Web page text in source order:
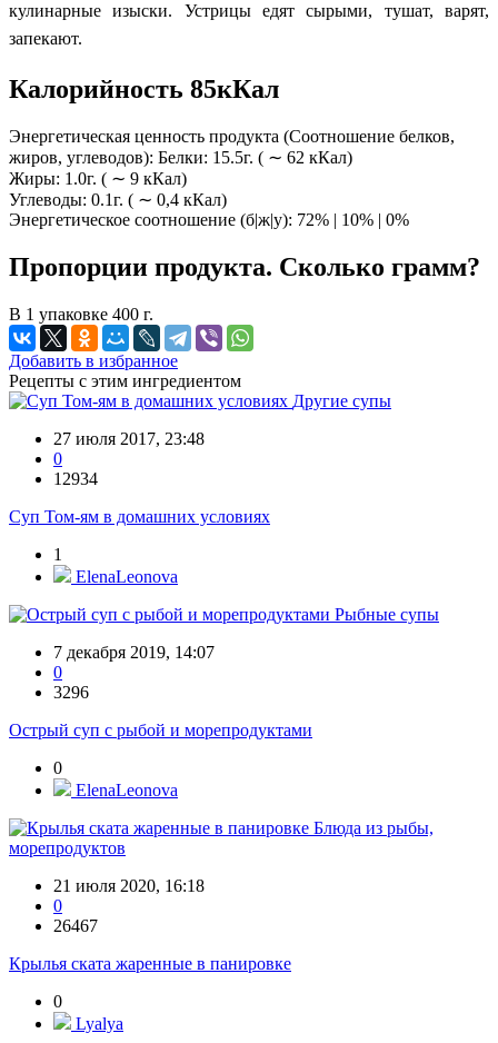
кулинарные изыски. Устрицы едят сырыми, тушат, варят,
запекают.
Калорийность 85кКал
Энергетическая ценность продукта (Соотношение белков,
жиров, углеводов): Белки: 15.5г. ( ∼ 62 кКал)
Жиры: 1.0г. ( ∼ 9 кКал)
Углеводы: 0.1г. ( ∼ 0,4 кКал)
Энергетическое соотношение (б|ж|у): 72% | 10% | 0%
Пропорции продукта. Сколько грамм?
В 1 упаковке 400 г.
Добавить в избранное
Рецепты с этим ингредиентом
Другие супы
27 июля 2017, 23:48
0
12934
Суп Том-ям в домашних условиях
1
ElenaLeonova
Рыбные супы
7 декабря 2019, 14:07
0
3296
Острый суп с рыбой и морепродуктами
0
ElenaLeonova
Блюда из рыбы,
морепродуктов
21 июля 2020, 16:18
0
26467
Крылья ската жаренные в панировке
0
Lyalya